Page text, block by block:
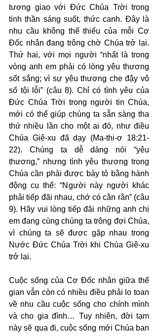
tương giao với Đức Chúa Trời trong
tinh thần sáng suốt, thức canh. Đây là
nhu cầu không thể thiếu của mỗi Cơ
Đốc nhân đang trông chờ Chúa trở lại.
Thứ hai, với mọi người “nhất là trong
vòng anh em phải có lòng yêu thương
sốt sắng; vì sự yêu thương che đậy vô
số tội lỗi” (câu 8). Chỉ có tình yêu của
Đức Chúa Trời trong người tin Chúa,
mới có thể giúp chúng ta sẵn sàng tha
thứ nhiều lần cho một ai đó, như điều
Chúa Giê-xu đã dạy (Ma-thi-ơ 18:21-
22). Chúng ta dễ dàng nói “yêu
thương,” nhưng tình yêu thương trong
Chúa cần phải được bày tỏ bằng hành
động cụ thể: “Người này người khác
phải tiếp đãi nhau, chớ có cằn rằn” (câu
9). Hãy vui lòng tiếp đãi những anh chị
em đang cùng chúng ta trông đợi Chúa,
vì chúng ta sẽ được gặp nhau trong
Nước Đức Chúa Trời khi Chúa Giê-xu
trở lại.
Cuộc sống của Cơ Đốc nhân giữa thế
gian vẫn còn có nhiều điều phải lo toan
về nhu cầu cuộc sống cho chính mình
và cho gia đình… Tuy nhiên, đời tạm
này sẽ qua đi, cuộc sống mới Chúa ban